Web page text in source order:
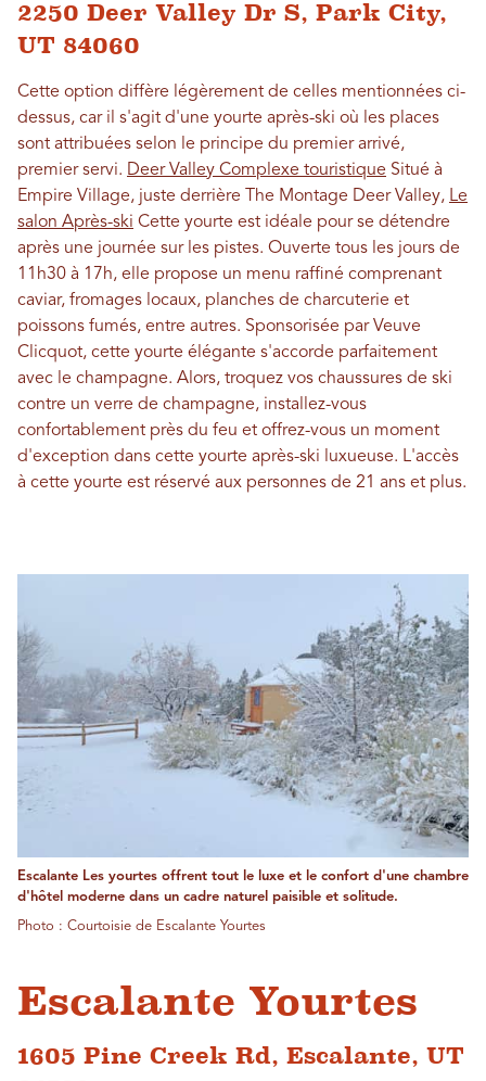
2250 Deer Valley Dr S, Park City,
UT 84060
Cette option diffère légèrement de celles mentionnées ci-
dessus, car il s'agit d'une yourte après-ski où les places
sont attribuées selon le principe du premier arrivé,
premier servi. Deer Valley Complexe touristique Situé à
Empire Village, juste derrière The Montage Deer Valley, Le
salon Après-ski Cette yourte est idéale pour se détendre
après une journée sur les pistes. Ouverte tous les jours de
11h30 à 17h, elle propose un menu raffiné comprenant
caviar, fromages locaux, planches de charcuterie et
poissons fumés, entre autres. Sponsorisée par Veuve
Clicquot, cette yourte élégante s'accorde parfaitement
avec le champagne. Alors, troquez vos chaussures de ski
contre un verre de champagne, installez-vous
confortablement près du feu et offrez-vous un moment
d'exception dans cette yourte après-ski luxueuse. L'accès
à cette yourte est réservé aux personnes de 21 ans et plus.
Escalante Les yourtes offrent tout le luxe et le confort d'une chambre
d'hôtel moderne dans un cadre naturel paisible et solitude.
Photo : Courtoisie de Escalante Yourtes
Escalante Yourtes
1605 Pine Creek Rd, Escalante, UT